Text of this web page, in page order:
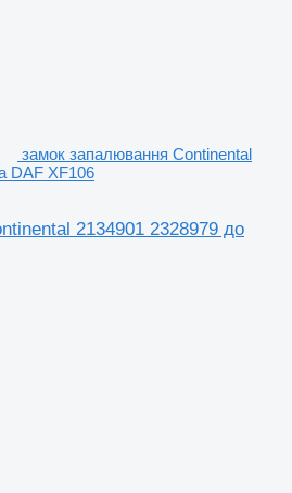
замок запалювання Continental
DAF XF106
2134901 2328979 до